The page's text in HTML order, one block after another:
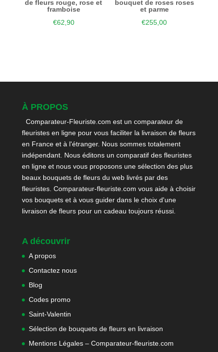
de fleurs rouge, rose et
framboise
€62,90
bouquet de roses roses
et parme
€255,00
À PROPOS
Comparateur-Fleuriste.com est un comparateur de
fleuristes en ligne pour vous faciliter la livraison de fleurs
en France et à l'étranger. Nous sommes totalement
indépendant. Nous éditons un comparatif des fleuristes
en ligne et nous vous proposons une sélection des plus
beaux bouquets de fleurs du web livrés par des
fleuristes. Comparateur-fleuriste.com vous aide à choisir
vos bouquets et à vous guider dans le choix d'une
livraison de fleurs pour un cadeau toujours réussi.
A découvrir
A propos
Contactez nous
Blog
Codes promo
Saint-Valentin
Sélection de bouquets de fleurs en livraison
Mentions Légales – Comparateur-fleuriste.com